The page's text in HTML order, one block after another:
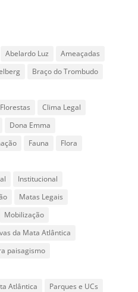
Abelardo Luz
Ameaçadas
Braço do Trombudo
Clima Legal
Dona Emma
Fauna
Flora
Institucional
Matas Legais
Mobilização
da Mata Atlântica
paisagismo
Atlântica
Parques e UCs